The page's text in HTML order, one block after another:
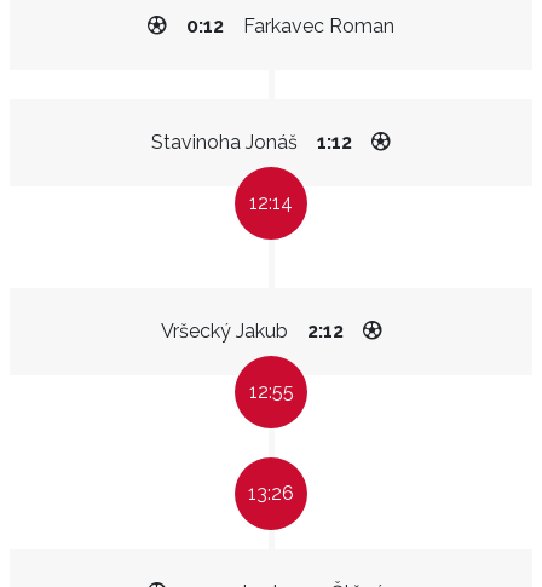
Farkavec Roman
0:12
Stavinoha Jonáš 1:12
12:14
Vršecký Jakub 2:12
12:55
13:26